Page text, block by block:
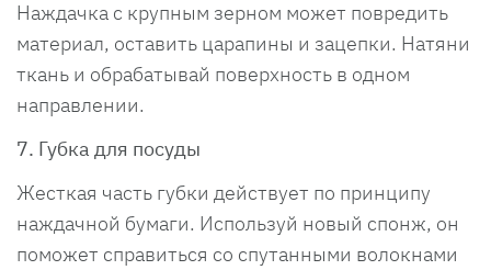
Наждачка с крупным зерном может повредить
материал, оставить царапины и зацепки. Натяни
ткань и обрабатывай поверхность в одном
направлении.
7. Губка для посуды
Жесткая часть губки действует по принципу
наждачной бумаги. Используй новый спонж, он
поможет справиться со спутанными волокнами